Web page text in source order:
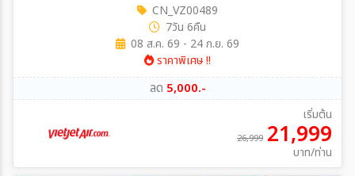
CN_VZ00489
7วัน 6คืน
08 ส.ค. 69 - 24 ก.ย. 69
ราคาพิเศษ !!
ลด 5,000.-
เริ่มต้น
26,999 21,999
บาท/ท่าน